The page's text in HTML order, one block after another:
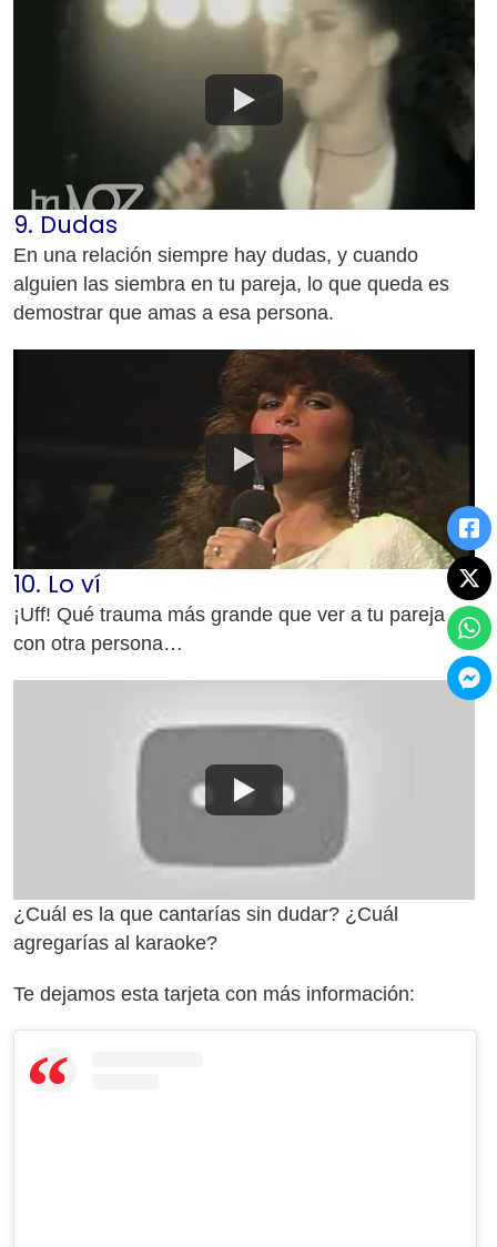
9. Dudas
En una relación siempre hay dudas, y cuando
alguien las siembra en tu pareja, lo que queda es
demostrar que amas a esa persona.
10. Lo ví
¡Uff! Qué trauma más grande que ver a tu pareja
con otra persona…
¿Cuál es la que cantarías sin dudar? ¿Cuál
agregarías al karaoke?
Te dejamos esta tarjeta con más información: